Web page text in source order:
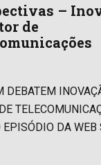
–
de
DEBATEM
EPISÓDIO DA WEB